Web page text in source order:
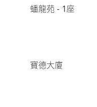
蟠龍苑 - 1座
寶德大廈